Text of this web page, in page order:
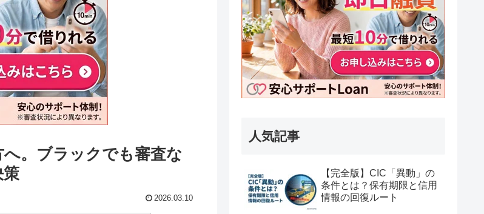
。ブラックでも審査な
策
2026.03.10
人気記事
【完全版】CIC「異動」の
条件とは？保有期限と信用
情報の回復ルート